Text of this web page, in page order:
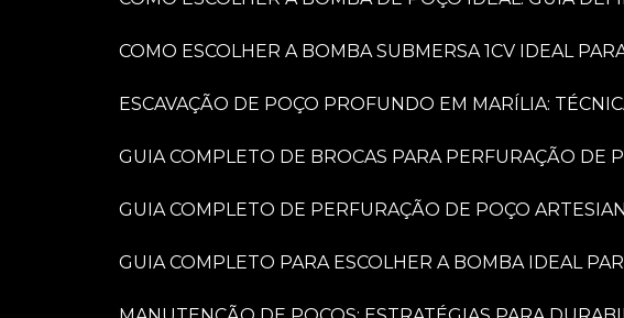
COMO ESCOLHER A BOMBA SUBMERSA 1CV IDEAL
ESCAVAÇÃO DE POÇO PROFUNDO EM MARÍLIA:
GUIA COMPLETO DE BROCAS PARA PERFURAÇÃO DE
GUIA COMPLETO DE PERFURAÇÃO DE POÇO
GUIA COMPLETO PARA ESCOLHER A BOMBA IDEAL